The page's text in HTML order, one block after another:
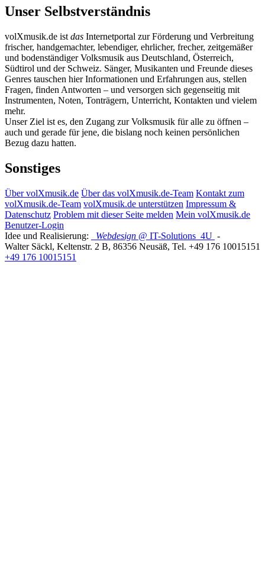
Unser Selbstverständnis
volXmusik.de ist das Internetportal zur Förderung und Verbreitung
frischer, handgemachter, lebendiger, ehrlicher, frecher, zeitgemäßer
und bodenständiger Volksmusik aus Deutschland, Österreich,
Südtirol und der Schweiz. Sänger, Musikanten und Freunde dieses
Genres tauschen hier Informationen und Erfahrungen aus, stellen
Fragen, finden Antworten – und versorgen sich gegenseitig mit
Instrumenten, Noten, Tonträgern, Unterricht, Kontakten und vielem
mehr.
Unser Ziel ist es, den Zugang zur Volksmusik für alle zu öffnen –
auch und gerade für jene, die bislang noch keinen persönlichen
Bezug dazu hatten.
Sonstiges
Über volXmusik.de Über das volXmusik.de-Team Kontakt zum
volXmusik.de-Team volXmusik.de unterstützen Impressum &
Datenschutz Problem mit dieser Seite melden Mein volXmusik.de
Benutzer-Login
Idee und Realisierung:
Webdesign @ IT-Solutions 4U -
Walter Säckl, Keltenstr. 2 B, 86356 Neusäß, Tel. +49 176 10015151
+49 176 10015151